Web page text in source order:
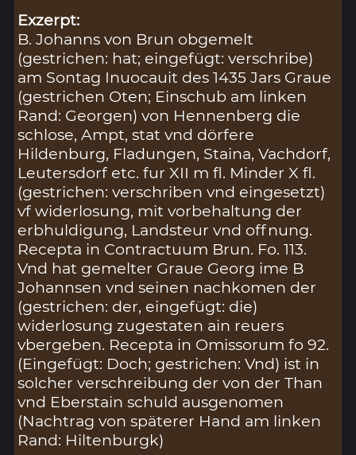
Exzerpt:
B. Johanns von Brun obgemelt
(gestrichen: hat; eingefügt: verschribe)
am Sontag Inuocauit des 1435 Jars Graue
(gestrichen Oten; Einschub am linken
Rand: Georgen) von Hennenberg die
schlose, Ampt, stat vnd dörfere
Hildenburg, Fladungen, Staina, Vachdorf,
Leutersdorf etc. fur XII m fl. Minder X fl.
(gestrichen: verschriben vnd eingesetzt)
vf widerlosung, mit vorbehaltung der
erbhuldigung, Landsteur vnd offnung.
Recepta in Contractuum Brun. Fo. 113.
Vnd hat gemelter Graue Georg ime B
Johannsen vnd seinen nachkomen der
(gestrichen: der, eingefügt: die)
widerlosung zugestaten ain reuers
vbergeben. Recepta in Omissorum fo 92.
(Eingefügt: Doch; gestrichen: Vnd) ist in
solcher verschreibung der von der Than
vnd Eberstain schuld ausgenomen
(Nachtrag von späterer Hand am linken
Rand: Hiltenburgk)